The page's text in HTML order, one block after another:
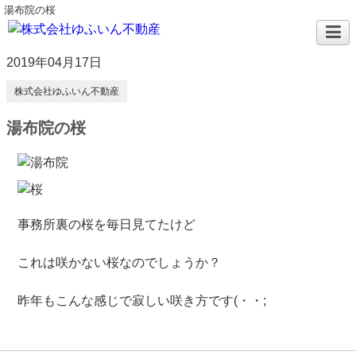
湯布院の桜
2019年04月17日
株式会社ゆふいん不動産
湯布院の桜
事務所裏の桜を毎日見てたけど
これは咲かない桜なのでしょうか？
昨年もこんな感じで寂しい咲き方です(・・;